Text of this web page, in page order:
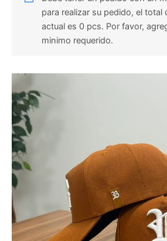
para realizar su pedido, el total
actual es 0 pcs. Por favor,
minimo requerido.